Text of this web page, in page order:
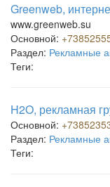
Greenweb,
www.greenweb.su
Основной:
Раздел: Рекламные
Теги:
H2O, рекламная
Основной:
Раздел: Рекламные
Теги: